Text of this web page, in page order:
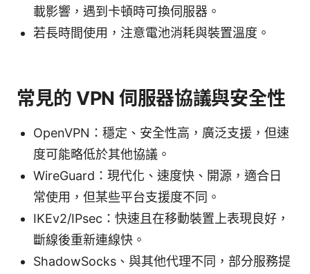
載影響，遇到卡頓時可換伺服器。
若長時間使用，注意電池消耗與裝置溫度。
常見的 VPN 伺服器協議與安全性
OpenVPN：穩定、安全性高，廣泛支援，但速
度可能略低於其他協議。
WireGuard：現代化、速度快、開源，適合日
常使用，但某些平台支援度不同。
IKEv2/IPsec：快速且在移動裝置上表現良好，
斷線後重新連線快。
ShadowSocks、與其他代理不同，部分服務提